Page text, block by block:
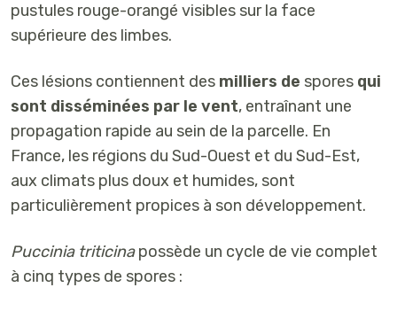
pustules rouge-orangé visibles sur la face
supérieure des limbes.
Ces lésions contiennent des milliers de spores qui
sont disséminées par le vent, entraînant une
propagation rapide au sein de la parcelle. En
France, les régions du Sud-Ouest et du Sud-Est,
aux climats plus doux et humides, sont
particulièrement propices à son développement.
Puccinia triticinapossède un cycle de vie complet
à cinq types de spores :